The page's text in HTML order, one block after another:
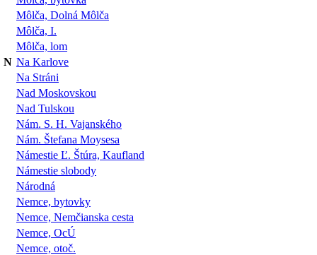
Môlča, Dolná Môlča
Môlča, I.
Môlča, lom
N Na Karlove
Na Stráni
Nad Moskovskou
Nad Tulskou
Nám. S. H. Vajanského
Nám. Štefana Moysesa
Námestie Ľ. Štúra, Kaufland
Námestie slobody
Národná
Nemce, bytovky
Nemce, Nemčianska cesta
Nemce, OcÚ
Nemce, otoč.